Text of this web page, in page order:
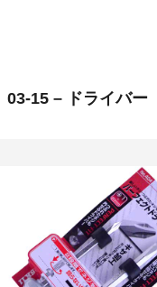
03-15 – ドライバー